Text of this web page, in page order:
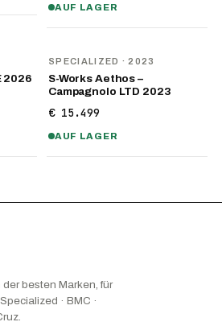
AUF LAGER
2026
SPECIALIZED · 2023
S-Works Aethos –
Campagnolo LTD 2023
€ 15.499
AUF LAGER
besten Marken, für
· BMC ·